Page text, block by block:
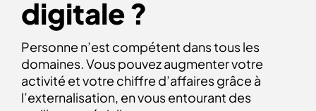
digitale ?
Personne n’est compétent dans tous les
domaines. Vous pouvez augmenter votre
activité et votre chiffre d’affaires grâce à
l’externalisation, en vous entourant des